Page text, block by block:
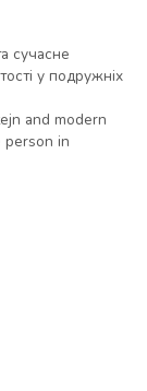
сучасне
у подружніх
and modern
in